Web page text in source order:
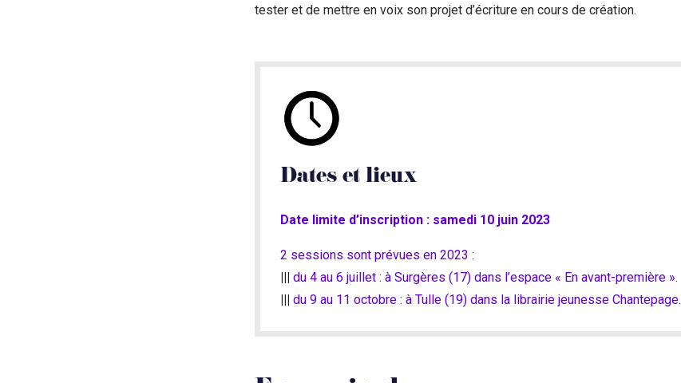
tester et de mettre en voix son projet d’écriture en cours de création.
Dates et lieux
Date limite d’inscription : samedi 10 juin 2023
2 sessions sont prévues en 2023 :
||| du 4 au 6 juillet : à Surgères (17) dans l’espace « En avant-première ».
||| du 9 au 11 octobre : à Tulle (19) dans la librairie jeunesse Chantepage.